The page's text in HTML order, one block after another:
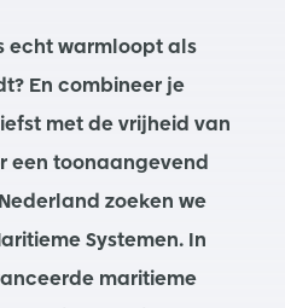
echt warmloopt als
En combineer je
met de vrijheid van
een toonaangevend
zoeken we
Systemen. In
maritieme